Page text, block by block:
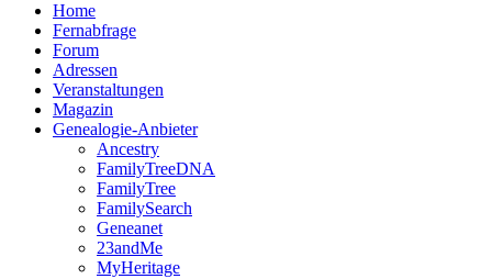
Home
Fernabfrage
Forum
Adressen
Veranstaltungen
Magazin
Genealogie-Anbieter
Ancestry
FamilyTreeDNA
FamilyTree
FamilySearch
Geneanet
23andMe
MyHeritage